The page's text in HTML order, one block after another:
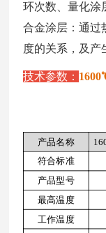
环次数、量化涂
合金涂层 ：通
度的关系，及产
技术参数：
产品名称
符合标准
产品型号
最高温度
工作温度